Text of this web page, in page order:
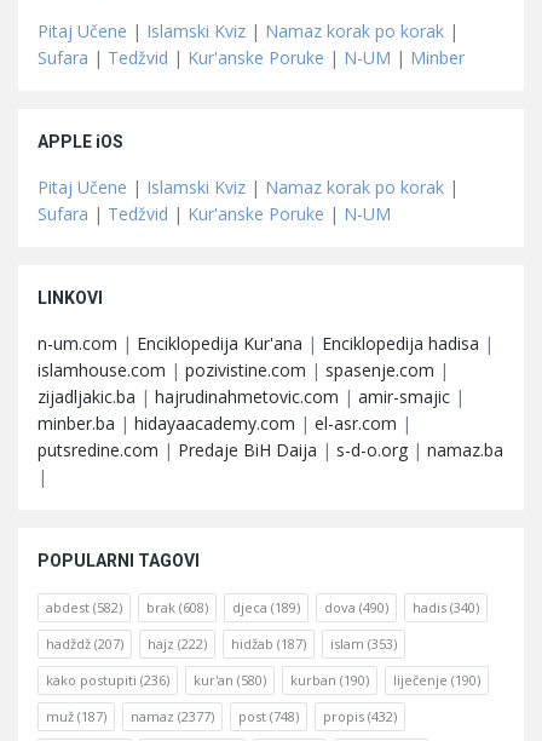
Pitaj Učene | Islamski Kviz | Namaz korak po korak |
Sufara | Tedžvid | Kur'anske Poruke | N-UM | Minber
APPLE iOS
Pitaj Učene | Islamski Kviz | Namaz korak po korak |
Sufara | Tedžvid | Kur'anske Poruke | N-UM
LINKOVI
n-um.com | Enciklopedija Kur'ana | Enciklopedija hadisa |
islamhouse.com | pozivistine.com | spasenje.com |
zijadljakic.ba | hajrudinahmetovic.com | amir-smajic |
minber.ba | hidayaacademy.com | el-asr.com |
putsredine.com | Predaje BiH Daija | s-d-o.org | namaz.ba
|
POPULARNI TAGOVI
abdest (582) brak (608) djeca (189) dova (490) hadis (340)
hadždž (207) hajz (222) hidžab (187) islam (353)
kako postupiti (236) kur'an (580) kurban (190) liječenje (190)
muž (187) namaz (2377) post (748) propis (432)